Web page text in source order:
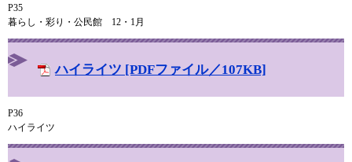
P35
暮らし・彩り・公民館 12・1月
ハイライツ [PDFファイル／107KB]
P36
ハイライツ